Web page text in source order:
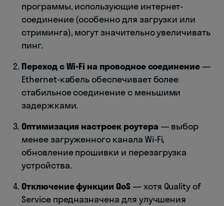
программы, использующие интернет-
соединение (особенно для загрузки или
стриминга), могут значительно увеличивать
пинг.
Переход с Wi-Fi на проводное соединение —
Ethernet-кабель обеспечивает более
стабильное соединение с меньшими
задержками.
Оптимизация настроек роутера — выбор
менее загруженного канала Wi-Fi,
обновление прошивки и перезагрузка
устройства.
Отключение функции QoS— хотя Quality of
Service предназначена для улучшения